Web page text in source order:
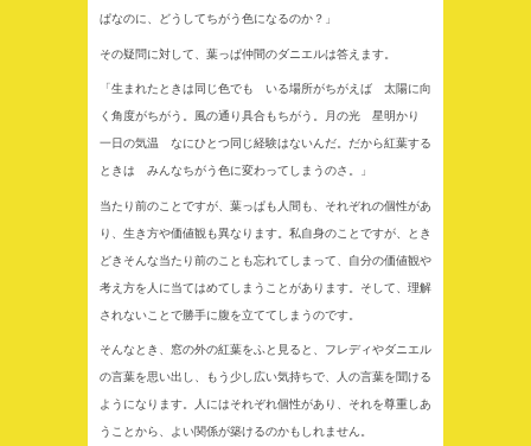
ぱなのに、どうしてちがう色になるのか？」
その疑問に対して、葉っぱ仲間のダニエルは答えます。
「生まれたときは同じ色でも いる場所がちがえば 太陽に向
く角度がちがう。風の通り具合もちがう。月の光 星明かり
一日の気温 なにひとつ同じ経験はないんだ。だから紅葉する
ときは みんなちがう色に変わってしまうのさ。」
当たり前のことですが、葉っぱも人間も、それぞれの個性があ
り、生き方や価値観も異なります。私自身のことですが、とき
どきそんな当たり前のことも忘れてしまって、自分の価値観や
考え方を人に当てはめてしまうことがあります。そして、理解
されないことで勝手に腹を立ててしまうのです。
そんなとき、窓の外の紅葉をふと見ると、フレディやダニエル
の言葉を思い出し、もう少し広い気持ちで、人の言葉を聞ける
ようになります。人にはそれぞれ個性があり、それを尊重しあ
うことから、よい関係が築けるのかもしれません。